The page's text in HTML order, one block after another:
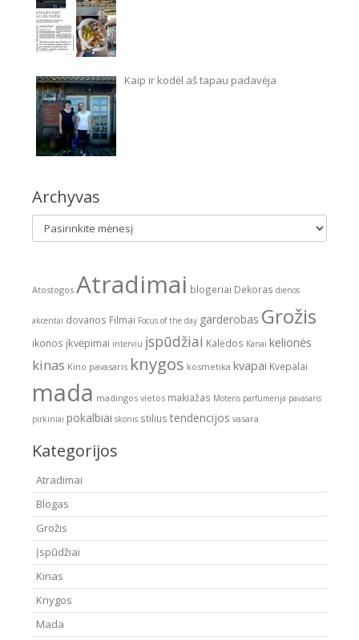
Kaip ir kodėl aš tapau padavėja
Archyvas
Archyvas
Atostogos Atradimai blogeriai Dekoras dienos
akcentai dovanos Filmai Focus of the day garderobas Grožis
ikonos įkvėpimai interviu įspūdžiai Kalėdos Kanai kelionės
kinas Kino pavasaris knygos kosmetika kvapai Kvepalai
mada madingos vietos makiažas Moteris parfumerija pavasaris
pirkiniai pokalbiai skonis stilius tendencijos vasara
Kategorijos
Atradimai
Blogas
Grožis
Įspūdžiai
Kinas
Knygos
Mada